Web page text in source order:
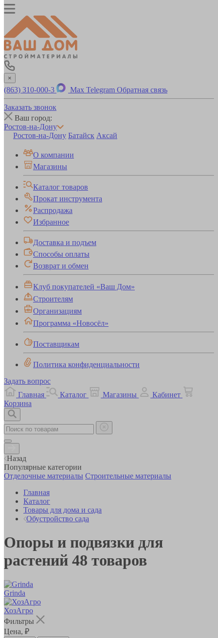
×
(863) 310-000-3 Max Telegram Обратная связь
Заказать звонок
Ваш город:
Ростов-на-Дону
Ростов-на-Дону Батайск Аксай
О компании
Магазины
Каталог товаров
Прокат инструмента
Распродажа
Избранное
Доставка и подъем
Способы оплаты
Возврат и обмен
Клуб покупателей «Ваш Дом»
Строителям
Организациям
Программа «Новосёл»
Поставщикам
Политика конфиденциальности
Задать вопрос
Главная
Каталог Магазины
Кабинет
Корзина
Назад
Популярные категории
Отделочные материалы Строительные материалы
Главная
Каталог
Товары для дома и сада
Обустройство сада
Опоры и подвязки для
растений 48 товаров
Grinda
ХозАгро
Фильтры
Цена, ₽